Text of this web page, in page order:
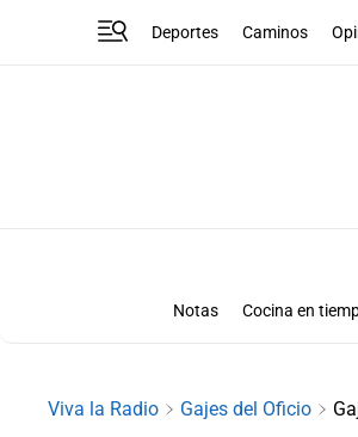
Deportes Caminos
Notas Cocina en
Viva la Radio Gajes del Oficio